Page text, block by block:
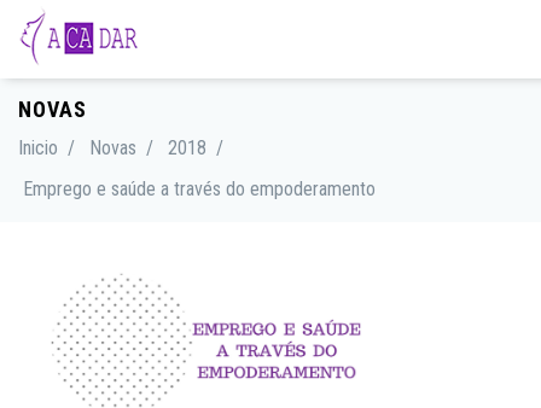
NOVAS
Inicio / Novas / 2018 /
Emprego e saúde a través do empoderamento